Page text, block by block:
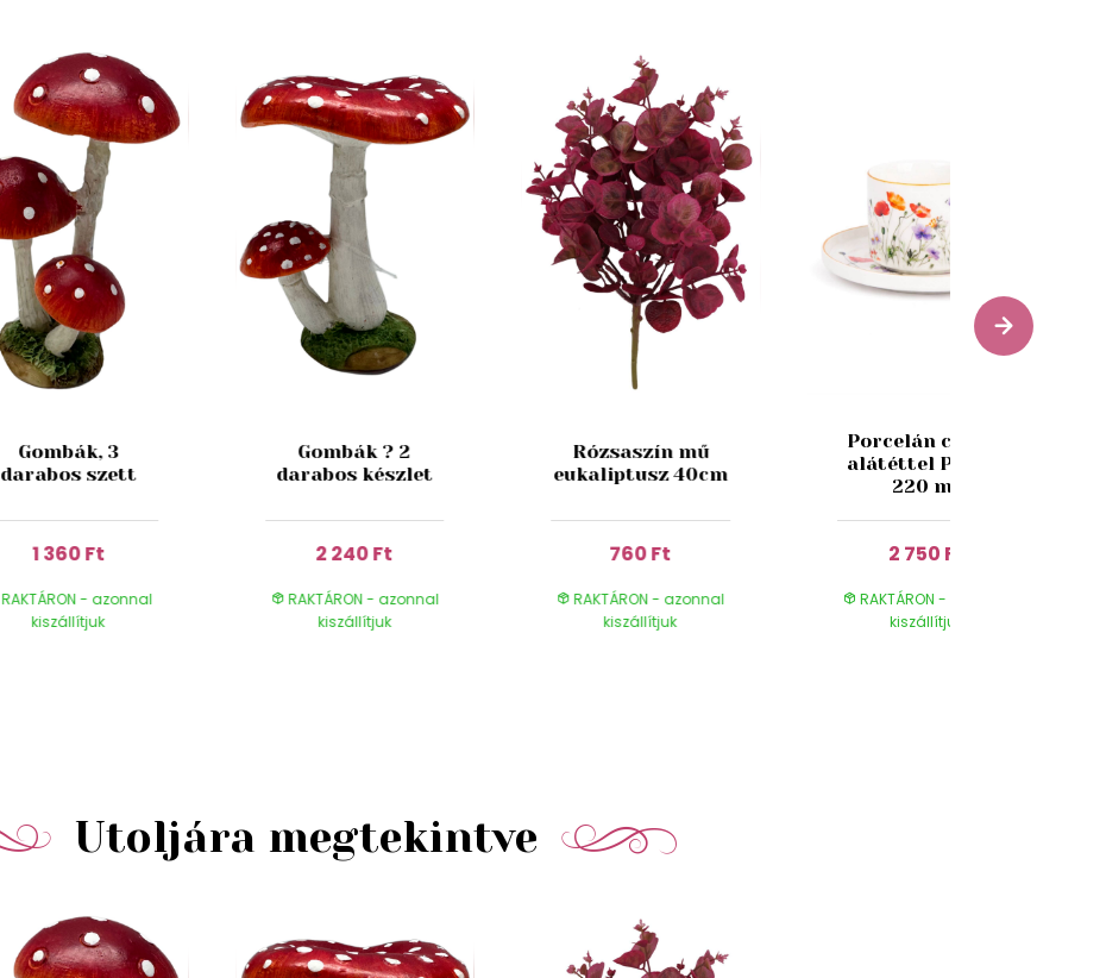
Gombák, 3
darabos szett
1 360 Ft
RAKTÁRON - azonnal
kiszállítjuk
Gombák ? 2
darabos készlet
2 240 Ft
RAKTÁRON - azonnal
kiszállítjuk
Rózsaszín mű
eukaliptusz 40cm
760 Ft
RAKTÁRON - azonnal
kiszállítjuk
Porcelán csésze
alátéttel Pipacs
220 ml
2 750 Ft
RAKTÁRON - azonnal
kiszállítjuk
Utoljára megtekintve